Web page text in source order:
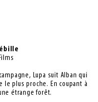
Lupa suit Alban qui
plus proche. En coupant à
étrange forêt.